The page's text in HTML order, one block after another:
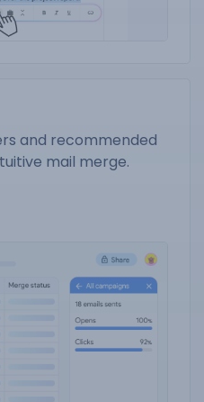
and recommended
mail merge.